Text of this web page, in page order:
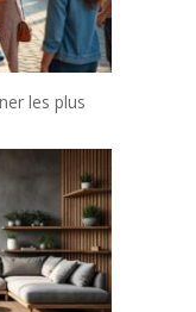
les plus